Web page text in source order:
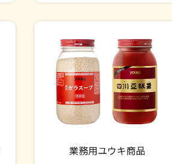
業務用ユウキ商品